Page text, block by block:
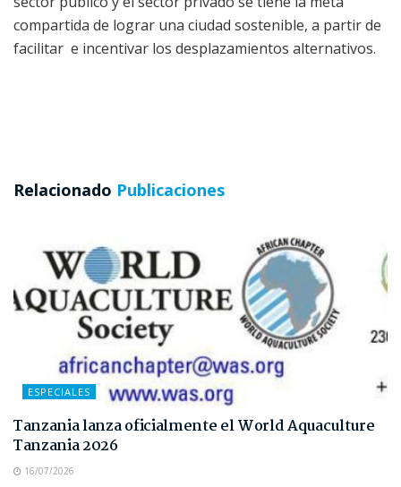
compartida de lograr una ciudad sostenible, a partir de
facilitar e incentivar los desplazamientos alternativos.
Relacionado Publicaciones
ESPECIALES
Tanzania lanza oficialmente el World Aquaculture
Tanzania 2026
16/07/2026